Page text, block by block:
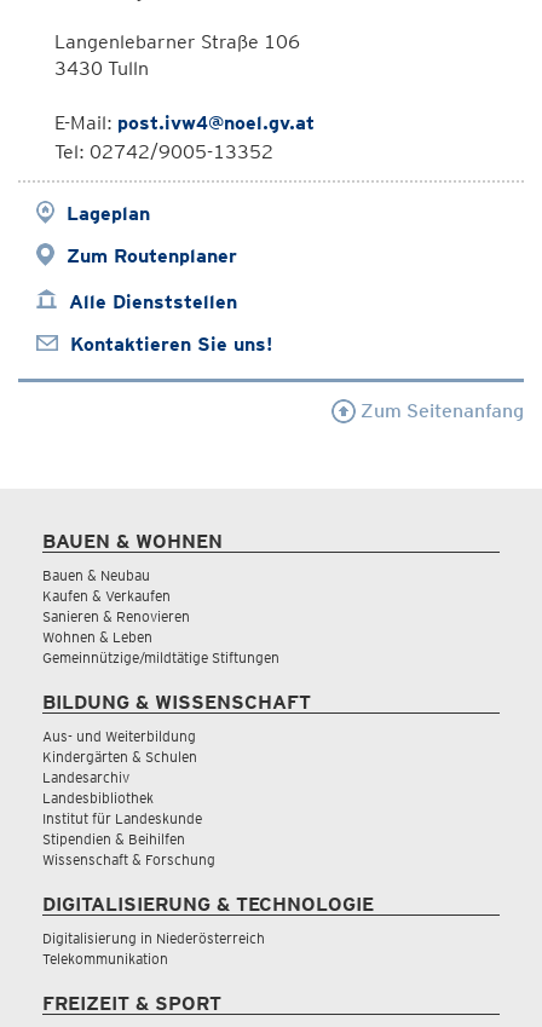
Langenlebarner Straße 106
3430 Tulln
E-Mail: post.ivw4@noel.gv.at
Tel: 02742/9005-13352
Lageplan
Zum Routenplaner
Alle Dienststellen
Kontaktieren Sie uns!
Zum Seitenanfang
BAUEN & WOHNEN
Bauen & Neubau
Kaufen & Verkaufen
Sanieren & Renovieren
Wohnen & Leben
Gemeinnützige/mildtätige Stiftungen
BILDUNG & WISSENSCHAFT
Aus- und Weiterbildung
Kindergärten & Schulen
Landesarchiv
Landesbibliothek
Institut für Landeskunde
Stipendien & Beihilfen
Wissenschaft & Forschung
DIGITALISIERUNG & TECHNOLOGIE
Digitalisierung in Niederösterreich
Telekommunikation
FREIZEIT & SPORT